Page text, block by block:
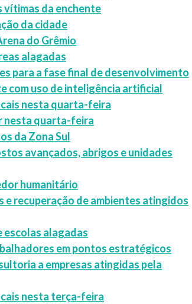
vítimas da enchente
da cidade
do Grêmio
alagadas
para a fase final de desenvolvimento
com uso de inteligência artificial
nesta quarta-feira
nesta quarta-feira
da Zona Sul
avançados, abrigos e unidades
humanitário
e recuperação de ambientes atingidos
escolas alagadas
em pontos estratégicos
a empresas atingidas pela
nesta terça-feira